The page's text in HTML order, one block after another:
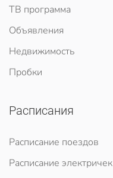
ТВ программа
Объявления
Недвижимость
Пробки
Расписания
Расписание поездов
Расписание электричек